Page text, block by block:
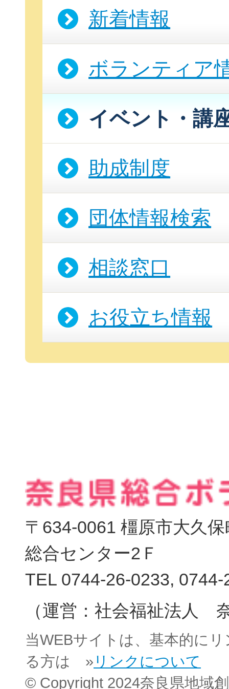
新着情報
ボランティア
イベント・講
助成制度
団体情報検索
相談窓口
お役立ち情報
〒634-0061 橿原市大久
総合センター2Ｆ
TEL 0744-26-0233, 0744-
（運営：社会福祉法人
当WEBサイトは、基本的に
る方は » リンクについて
© Copyright 2024奈良県地域